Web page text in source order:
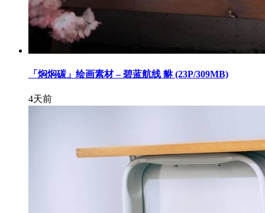
「焖焖碳」绘画素材 – 碧蓝航线 貅 (23P/309MB)
4天前